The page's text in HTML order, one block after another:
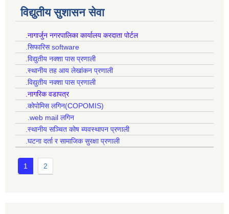
विद्युतीय सुशासन सेवा
.नागार्जुन नगरपालिका कार्यालय करदाता पोर्टल
.सिफारिस software
.विद्युतीय नक्शा पास प्रणाली
.स्थानीय तह आय लेखांकन प्रणाली
.विद्युतीय नक्शा पास प्रणाली
.नागरिक वडापत्र
.कोपोमिस लगिन(COPOMIS)
.web mail लगिन
.स्थानीय सञ्चित कोष ब्यवस्थापन प्रणाली
.घटना दर्ता र सामाजिक सुरक्षा प्रणाली
1 2